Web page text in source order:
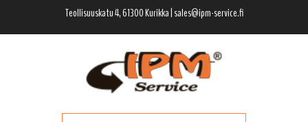
pääsisältöön
ensisijaiseen
alatunnisteeseen
Teollisuuskatu 4, 61300 Kurikka | sales@ipm-service.fi